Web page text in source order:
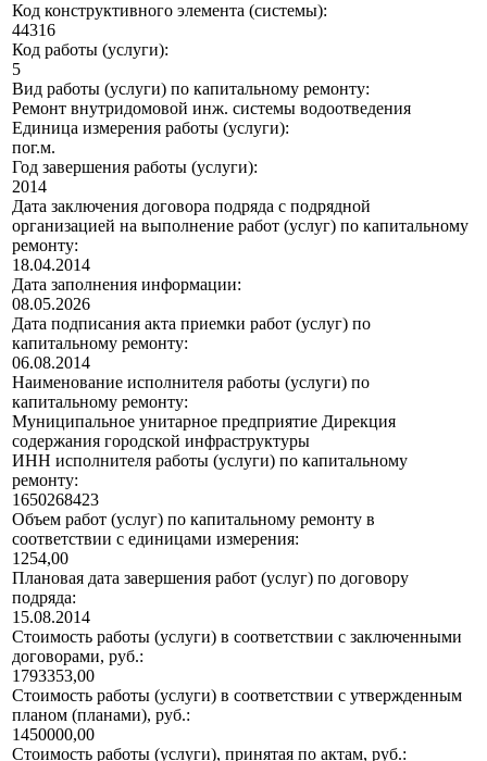
Код конструктивного элемента (системы):
44316
Код работы (услуги):
5
Вид работы (услуги) по капитальному ремонту:
Ремонт внутридомовой инж. системы водоотведения
Единица измерения работы (услуги):
пог.м.
Год завершения работы (услуги):
2014
Дата заключения договора подряда с подрядной
организацией на выполнение работ (услуг) по капитальному
ремонту:
18.04.2014
Дата заполнения информации:
08.05.2026
Дата подписания акта приемки работ (услуг) по
капитальному ремонту:
06.08.2014
Наименование исполнителя работы (услуги) по
капитальному ремонту:
Муниципальное унитарное предприятие Дирекция
содержания городской инфраструктуры
ИНН исполнителя работы (услуги) по капитальному
ремонту:
1650268423
Объем работ (услуг) по капитальному ремонту в
соответствии с единицами измерения:
1254,00
Плановая дата завершения работ (услуг) по договору
подряда:
15.08.2014
Стоимость работы (услуги) в соответствии с заключенными
договорами, руб.:
1793353,00
Стоимость работы (услуги) в соответствии с утвержденным
планом (планами), руб.:
1450000,00
Стоимость работы (услуги), принятая по актам, руб.: